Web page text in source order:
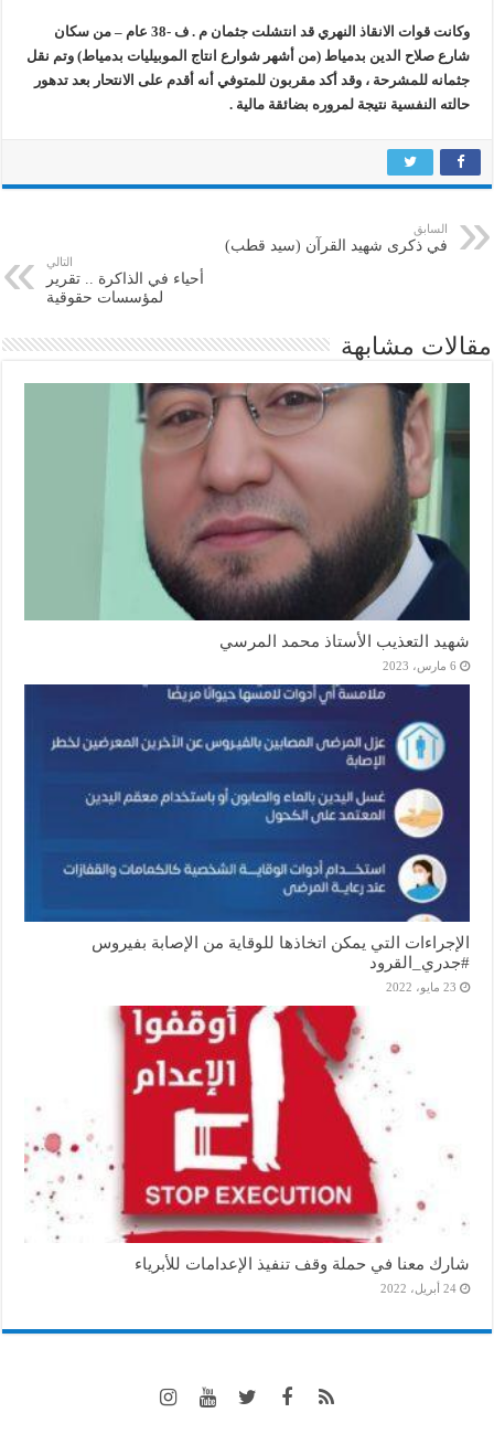
وكانت قوات الانقاذ النهري قد انتشلت جثمان م . ف -38 عام – من سكان
شارع صلاح الدين بدمياط (من أشهر شوارع انتاج الموبيليات بدمياط) وتم نقل
جثمانه للمشرحة ، وقد أكد مقربون للمتوفي أنه أقدم على الانتحار بعد تدهور
حالته النفسية نتيجة لمروره بضائقة مالية .
السابق
في ذكرى شهيد القرآن (سيد قطب)
التالي
أحياء في الذاكرة .. تقرير
لمؤسسات حقوقية
مقالات مشابهة
شهيد التعذيب الأستاذ محمد المرسي
6 مارس، 2023
الإجراءات التي يمكن اتخاذها للوقاية من الإصابة بفيروس
#جدري_القرود
23 مايو، 2022
شارك معنا في حملة وقف تنفيذ الإعدامات للأبرياء
24 أبريل، 2022